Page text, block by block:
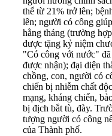
thể từ 21% trở lên;
lên; người có công
hằng tháng (trường
được tặng kỷ niệm
"Có công với nước"
được nhận); đại diện
chồng, con, người có
chiến bị nhiễm chất
mạng, kháng chiến,
bị địch bắt tù, đày.
tượng người có công
của Thành phố.